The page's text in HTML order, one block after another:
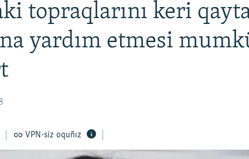
topraqlarını keri
yardım etmesi
VPN-siz oquñız